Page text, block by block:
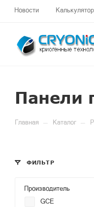
Новости
Панели
Главная — Каталог —
ФИЛЬТР
Производитель
GCE